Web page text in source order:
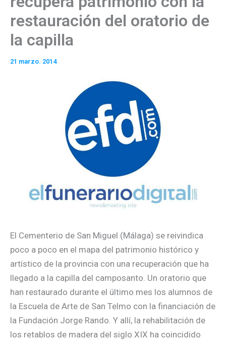
restauración del oratorio de
la capilla
21 marzo. 2014
El Cementerio de San Miguel (Málaga) se reivindica
poco a poco en el mapa del patrimonio histórico y
artístico de la provincia con una recuperación que ha
llegado a la capilla del camposanto. Un oratorio que
han restaurado durante el último mes los alumnos de
la Escuela de Arte de San Telmo con la financiación de
la Fundación Jorge Rando. Y allí, la rehabilitación de
los retablos de madera del siglo XIX ha coincidido